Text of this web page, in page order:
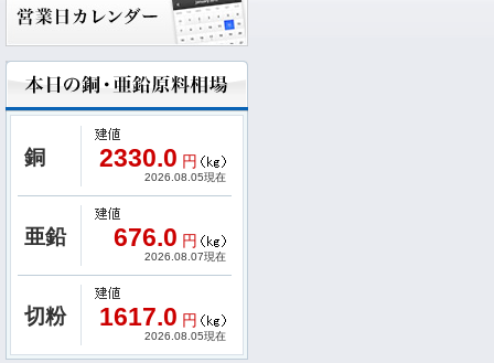
銅 2330.0 円
2026.08.05現在
亜鉛 676.0 円
2026.08.07現在
切粉 1617.0 円
2026.08.05現在